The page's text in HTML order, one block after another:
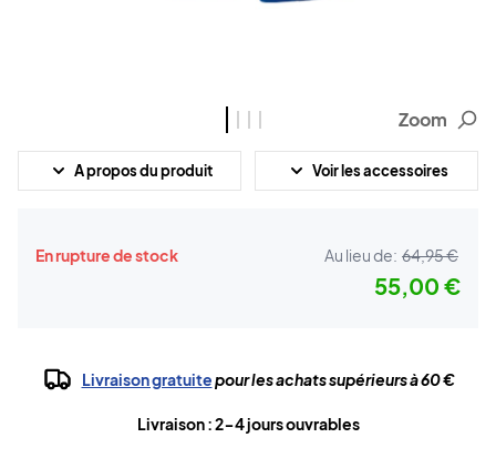
Zoom
A propos du produit Voir les accessoires
En rupture de stock Au lieu de: 64,95 €
55,00 €
Livraison gratuitepour les achats supérieurs à 60 €
Livraison : 2-4 jours ouvrables